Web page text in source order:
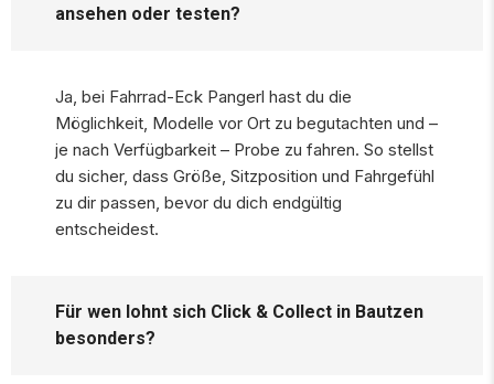
ansehen oder testen?
Ja, bei Fahrrad-Eck Pangerl hast du die
Möglichkeit, Modelle vor Ort zu begutachten und –
je nach Verfügbarkeit – Probe zu fahren. So stellst
du sicher, dass Größe, Sitzposition und Fahrgefühl
zu dir passen, bevor du dich endgültig
entscheidest.
Für wen lohnt sich Click & Collect in Bautzen
besonders?